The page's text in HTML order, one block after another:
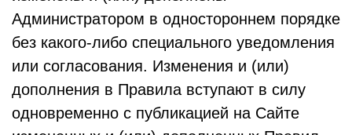
Администратором в одностороннем порядке
без какого-либо специального уведомления
или согласования. Изменения и (или)
дополнения в Правила вступают в силу
одновременно с публикацией на Сайте